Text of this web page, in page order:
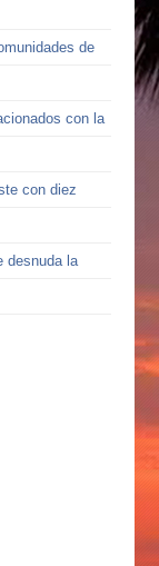
de
con la
con diez
desnuda la